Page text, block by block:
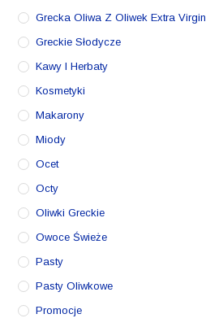
Grecka Oliwa Z Oliwek Extra Virgin
Greckie Słodycze
Kawy I Herbaty
Kosmetyki
Makarony
Miody
Ocet
Octy
Oliwki Greckie
Owoce Świeże
Pasty
Pasty Oliwkowe
Promocje